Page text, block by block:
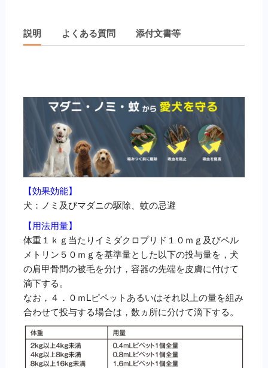
16kg
３
本
個
説明 よくある質問 添付文書等
【効果効能】
犬：ノミ及びマダニの駆除、蚊の忌避
【用法用量】
体重１ｋｇ当たりイミダクロプリド１０ｍｇ及びペル
メトリン５０ｍｇを基準量とした以下の投与量を，犬
の肩甲骨間の被毛を分け，容器の先端を皮膚に付けて
滴下する。
なお，４．０ｍLピペットあるいはそれ以上の量を組み
合わせて投与する場合は，数ヵ所に分けて滴下する。